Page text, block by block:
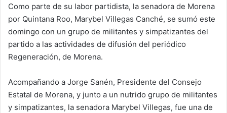
Como parte de su labor partidista, la senadora de Morena
por Quintana Roo, Marybel Villegas Canché, se sumó este
domingo con un grupo de militantes y simpatizantes del
partido a las actividades de difusión del periódico
Regeneración, de Morena.
Acompañando a Jorge Sanén, Presidente del Consejo
Estatal de Morena, y junto a un nutrido grupo de militantes
y simpatizantes, la senadora Marybel Villegas, fue una de